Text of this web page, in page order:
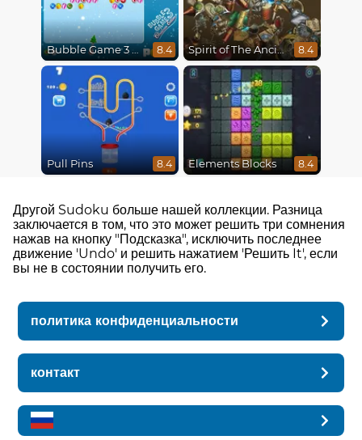
Bubble Game 3 Christmas 8.4 Spirit of The Ancient Forest 8.4
Pull Pins 8.4 Elements Blocks 8.4
Другой Sudoku больше нашей коллекции. Разница
заключается в том, что это может решить три сомнения
нажав на кнопку "Подсказка", исключить последнее
движение 'Undo' и решить нажатием 'Решить It', если
вы не в состоянии получить его.
политика конфиденциальности
контакт